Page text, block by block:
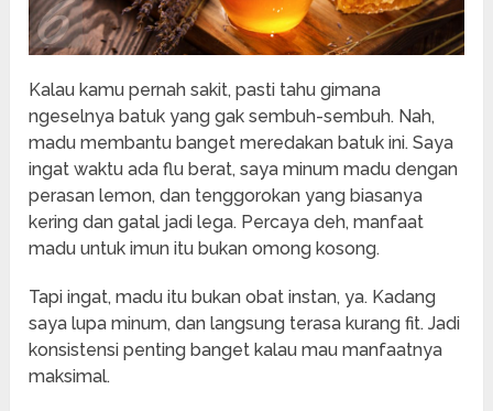
Kalau kamu pernah sakit, pasti tahu gimana
ngeselnya batuk yang gak sembuh-sembuh. Nah,
madu membantu banget meredakan batuk ini. Saya
ingat waktu ada flu berat, saya minum madu dengan
perasan lemon, dan tenggorokan yang biasanya
kering dan gatal jadi lega. Percaya deh, manfaat
madu untuk imun itu bukan omong kosong.
Tapi ingat, madu itu bukan obat instan, ya. Kadang
saya lupa minum, dan langsung terasa kurang fit. Jadi
konsistensi penting banget kalau mau manfaatnya
maksimal.